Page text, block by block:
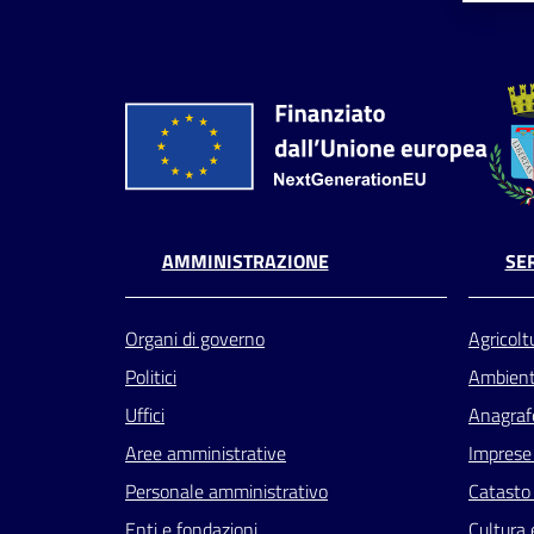
AMMINISTRAZIONE
Organi di governo
Politici
Uffici
Aree amministrative
Personale amministrativo